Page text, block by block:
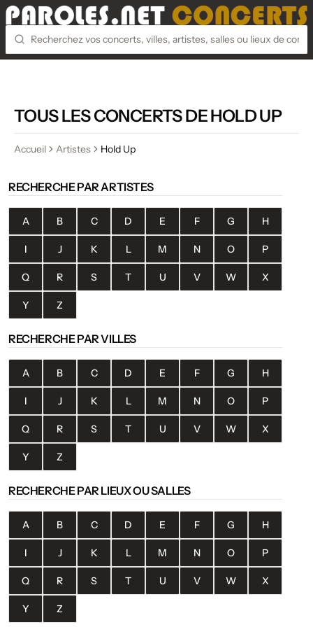
TOUS LES CONCERTS DE HOLD UP
Accueil Artistes Hold Up
RECHERCHE PAR ARTISTES
A B C D E F G H
I J K L M N O P
Q R S T U V W X
Y Z
RECHERCHE PAR VILLES
A B C D E F G H
I J K L M N O P
Q R S T U V W X
Y Z
RECHERCHE PAR LIEUX OU SALLES
A B C D E F G H
I J K L M N O P
Q R S T U V W X
Y Z